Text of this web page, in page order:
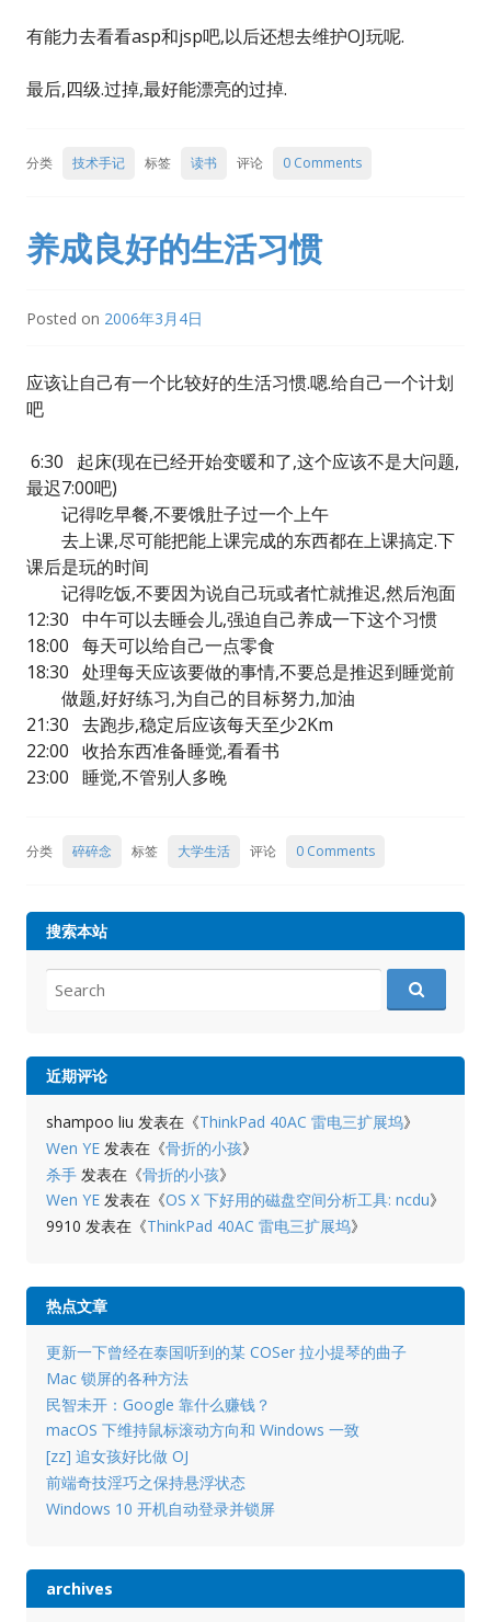
有能力去看看asp和jsp吧,以后还想去维护OJ玩呢.
最后,四级.过掉,最好能漂亮的过掉.
分类 技术手记 标签 读书 评论 0 Comments
养成良好的生活习惯
Posted on 2006年3月4日
应该让自己有一个比较好的生活习惯.嗯.给自己一个计划
吧
6:30 起床(现在已经开始变暖和了,这个应该不是大问题,
最迟7:00吧)
记得吃早餐,不要饿肚子过一个上午
去上课,尽可能把能上课完成的东西都在上课搞定.下
课后是玩的时间
记得吃饭,不要因为说自己玩或者忙就推迟,然后泡面
12:30 中午可以去睡会儿,强迫自己养成一下这个习惯
18:00 每天可以给自己一点零食
18:30 处理每天应该要做的事情,不要总是推迟到睡觉前
做题,好好练习,为自己的目标努力,加油
21:30 去跑步,稳定后应该每天至少2Km
22:00 收拾东西准备睡觉,看看书
23:00 睡觉,不管别人多晚
分类 碎碎念 标签 大学生活 评论 0 Comments
搜索本站
for:
近期评论
shampoo liu 发表在《ThinkPad 40AC 雷电三扩展坞》
Wen YE发表在《骨折的小孩》
杀手发表在《骨折的小孩》
Wen YE发表在《OS X 下好用的磁盘空间分析工具: ncdu》
9910 发表在《ThinkPad 40AC 雷电三扩展坞》
热点文章
更新一下曾经在泰国听到的某 COSer 拉小提琴的曲子
Mac 锁屏的各种方法
民智未开：Google 靠什么赚钱？
macOS 下维持鼠标滚动方向和 Windows 一致
[zz] 追女孩好比做 OJ
前端奇技淫巧之保持悬浮状态
Windows 10 开机自动登录并锁屏
archives